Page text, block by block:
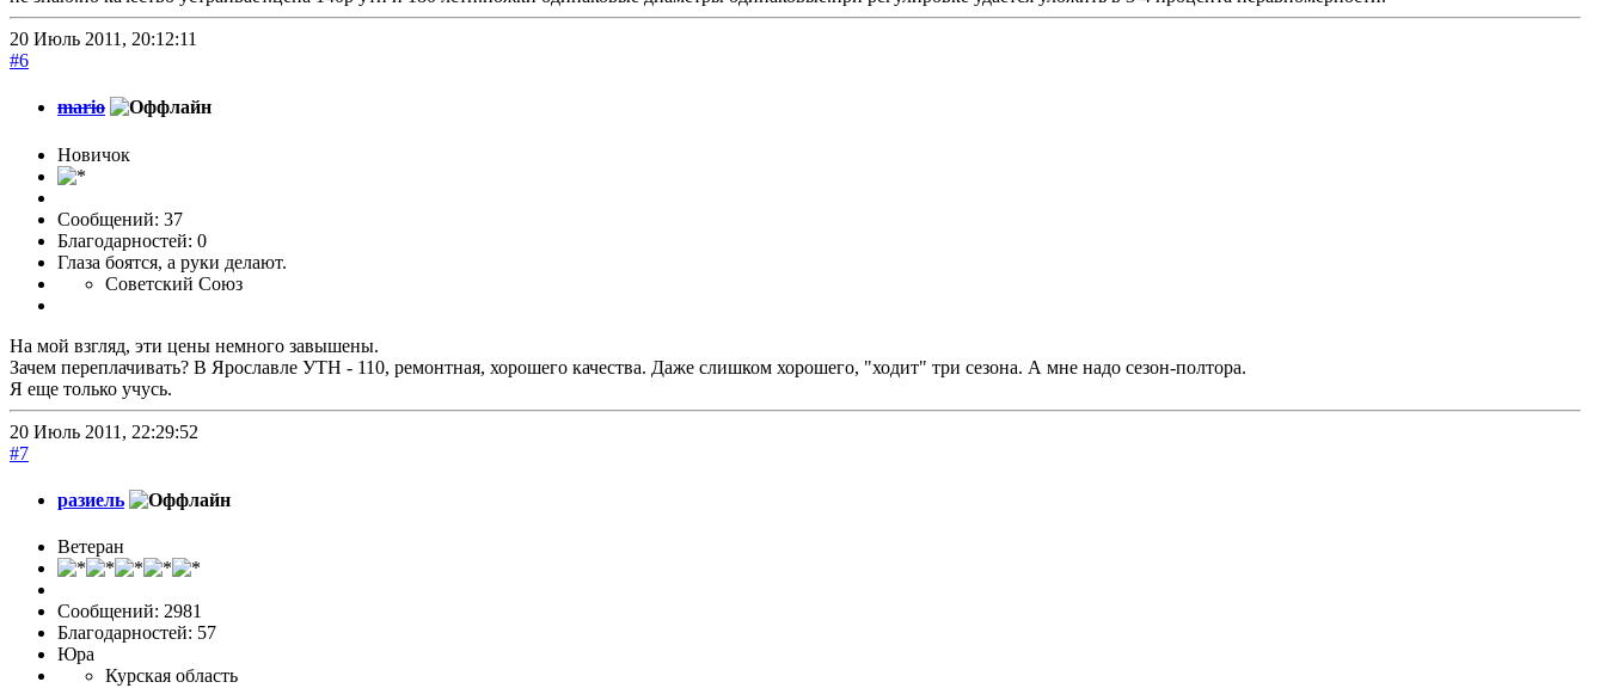
20 Июль 2011, 20:12:11
#6
mario
Новичок
Сообщений: 37
Благодарностей: 0
Глаза боятся, а руки делают.
Советский Союз
На мой взгляд, эти цены немного завышены.
Зачем переплачивать? В Ярославле УТН - 110, ремонтная, хорошего качества. Даже слишком хорошего, "ходит" три сезона. А мне надо сезон-полтора.
Я еще только учусь.
20 Июль 2011, 22:29:52
#7
разиель
Ветеран
Сообщений: 2981
Благодарностей: 57
Юра
Курская область